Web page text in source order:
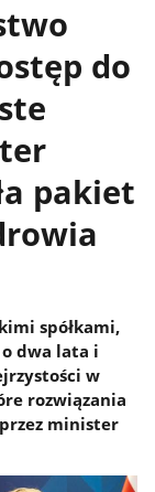
do
pakiet
spółkami,
dwa lata i
w
rozwiązania
minister